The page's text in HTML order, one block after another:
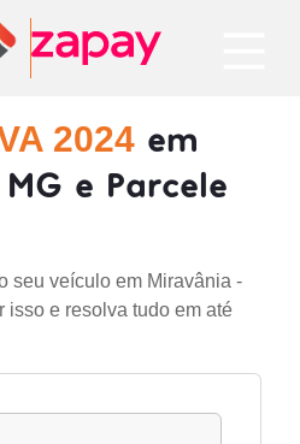
2024 em
e Parcele
seu veículo em Miravânia -
isso e resolva tudo em até